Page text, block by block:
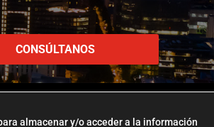
CONSÚLTANOS
almacenar y/o acceder a la información